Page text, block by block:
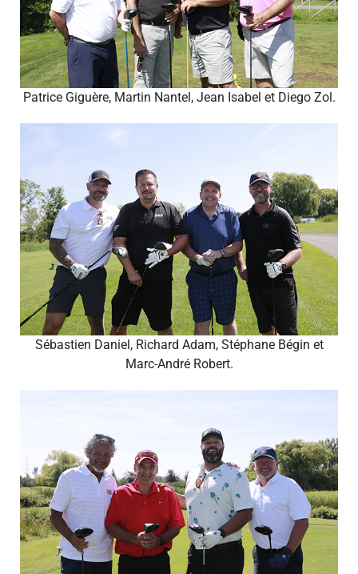
Patrice Giguère, Martin Nantel, Jean Isabel et Diego Zol.
Sébastien Daniel, Richard Adam, Stéphane Bégin et
Marc-André Robert.